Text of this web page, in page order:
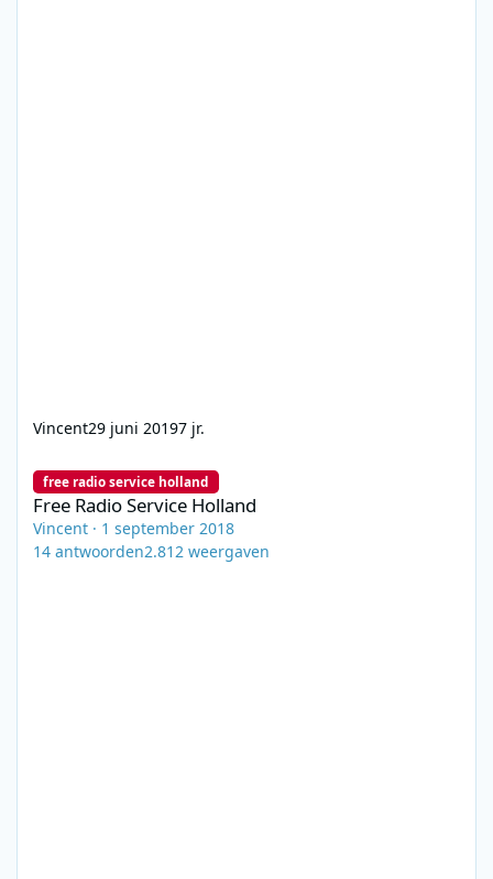
Vincent29 juni 20197 jr.
free radio service holland
Free Radio Service Holland
Vincent · 1 september 2018
14 antwoorden2.812 weergaven